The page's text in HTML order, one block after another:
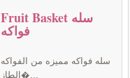
Fruit Basket سله
فواكه
سله فواكه مميزه من الفواكه
الطاز�...